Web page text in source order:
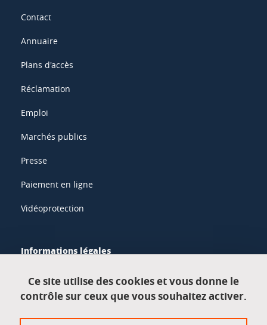
Contact
Annuaire
Plans d'accès
Réclamation
Emploi
Marchés publics
Presse
Paiement en ligne
Vidéoprotection
Informations légales
Données personnelles
Crédits
Ce site utilise des cookies et vous donne le
contrôle sur ceux que vous souhaitez activer.